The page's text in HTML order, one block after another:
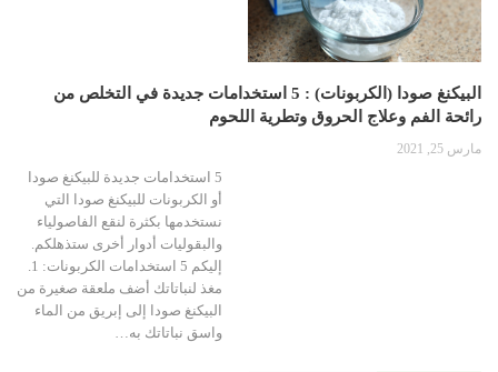
البيكنغ صودا (الكربونات) : 5 استخدامات جديدة في التخلص من
رائحة الفم وعلاج الحروق وتطرية اللحوم
مارس 25, 2021
5 استخدامات جديدة للبيكنغ صودا
أو الكربونات للبيكنغ صودا التي
نستخدمها بكثرة لنقع الفاصولياء
والبقوليات أدوار أخرى ستذهلكم.
إليكم 5 استخدامات الكربونات: 1.
مغذ لنباتاتك أضف ملعقة صغيرة من
البيكنغ صودا إلى إبريق من الماء
واسق نباتاتك به…